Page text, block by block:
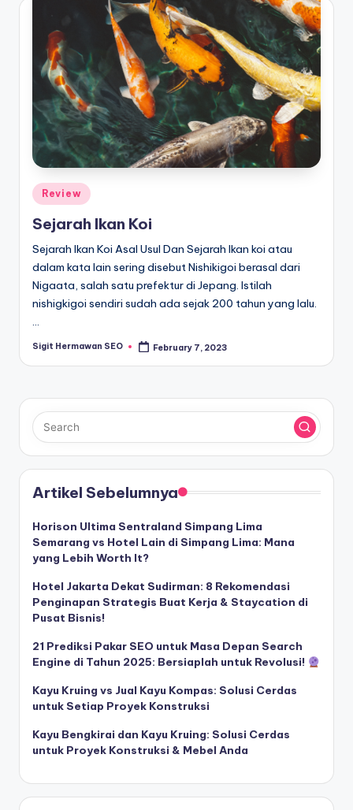
Posted
in
Review
Sejarah Ikan Koi
Sejarah Ikan Koi Asal Usul Dan Sejarah Ikan koi atau
dalam kata lain sering disebut Nishikigoi berasal dari
Nigaata, salah satu prefektur di Jepang. Istilah
nishigkigoi sendiri sudah ada sejak 200 tahun yang lalu.
…
Posted
Sigit Hermawan SEO February 7, 2023
Artikel Sebelumnya
Horison Ultima Sentraland Simpang Lima
Semarang vs Hotel Lain di Simpang Lima: Mana
yang Lebih Worth It?
Hotel Jakarta Dekat Sudirman: 8 Rekomendasi
Penginapan Strategis Buat Kerja & Staycation di
Pusat Bisnis!
21 Prediksi Pakar SEO untuk Masa Depan Search
Engine di Tahun 2025: Bersiaplah untuk Revolusi!
Kayu Kruing vs Jual Kayu Kompas: Solusi Cerdas
untuk Setiap Proyek Konstruksi
Kayu Bengkirai dan Kayu Kruing: Solusi Cerdas
untuk Proyek Konstruksi & Mebel Anda